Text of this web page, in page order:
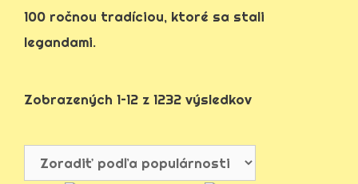
100 ročnou tradíciou, ktoré sa stali
legandami.
Zobrazených 1–12 z 1232 výsledkov